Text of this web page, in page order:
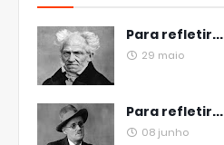
Para refletir...
29 maio
Para refletir...
08 junho